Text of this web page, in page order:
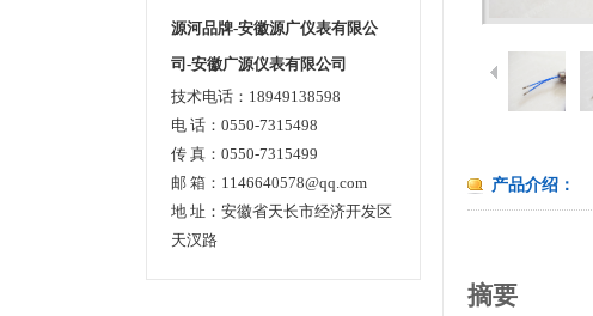
源河品牌-安徽源广仪表有限公
司-安徽广源仪表有限公司
技术电话：18949138598
电 话：0550-7315498
传 真：0550-7315499
邮 箱：1146640578@qq.com
地 址：安徽省天长市经济开发区
天汊路
产品介绍：
摘要